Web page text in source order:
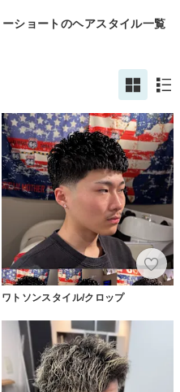
ショートのヘアスタイル一覧
ワトソンスタイル/クロップ